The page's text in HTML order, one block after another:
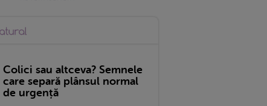
Colici sau altceva? Semnele
care separă plânsul normal
de urgență